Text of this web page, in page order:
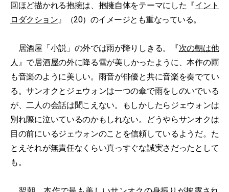
回ほど描かれる抱擁は、抱擁自体をテーマにした『イント
ロダクション』（20）のイメージとも重なっている。
居酒屋「小説」の外では雨が降りしきる。『次の朝は他
人 』で居酒屋の外に降る雪が美しかったように、本作の雨
も音楽のように美しい。雨音が俳優と共に音楽を奏でてい
る。サンオクとジェウォンは一つの傘で雨をしのいでいる
が、二人の会話は聞こえない。もしかしたらジェウォンは
別れ際に泣いているのかもしれない。どうやらサンオクは
目の前にいるジェウォンのことを信頼しているようだ。た
とえそれが無責任なくらい真っすぐな誠実さだったとして
も。